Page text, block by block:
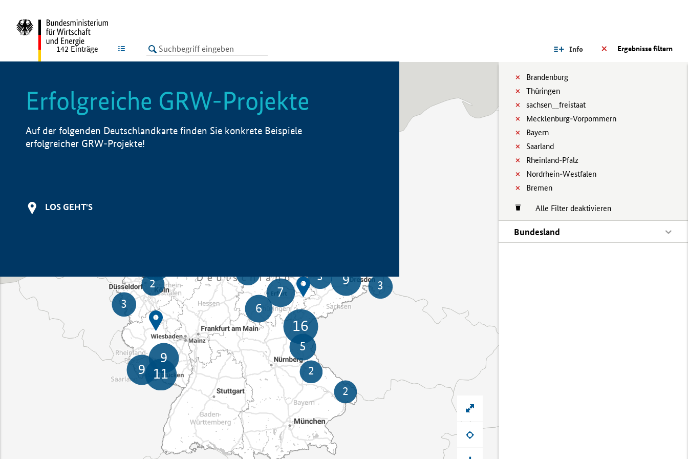
LISTE Ergebnisse filtern
Info
Brandenburg
Thüringen
sachsen__freistaat
Mecklenburg-Vorpommern
Bayern
Saarland
Rheinland-Pfalz
Nordrhein-Westfalen
Bremen
Alle Filter deaktivieren
Bundesland
142 Einträge
Erfolgreiche GRW-Projekte
Auf der folgenden Deutschlandkarte finden Sie konkrete Beispiele
erfolgreicher GRW-Projekte!
LOS GEHT'S